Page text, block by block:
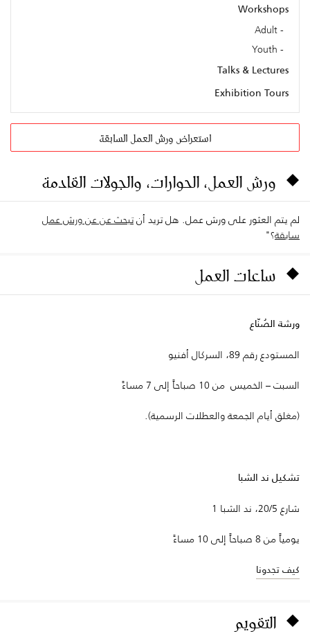
Workshops
Adult
Youth
Talks & Lectures
Exhibition Tours
استعراض ورش العمل السابقة
ورش العمل، الحوارات، والجولات القادمة
لم يتم العثور على ورش عمل. هل تريد أنتبحث عن عن ورش عمل
سابقة؟"
ساعات العمل
ورشة الصُنّاع
المستودع رقم 89، السركال أفنيو
السبت – الخميس من 10 صباحاً إلى 7 مساءً
(مغلق أيام الجمعة والعطلات الرسمية).
تشكيل ند الشبا
شارع 20/5، ند الشبا 1
يومياً من 8 صباحاً إلى 10 مساءً
كيف تجدونا
التقويم